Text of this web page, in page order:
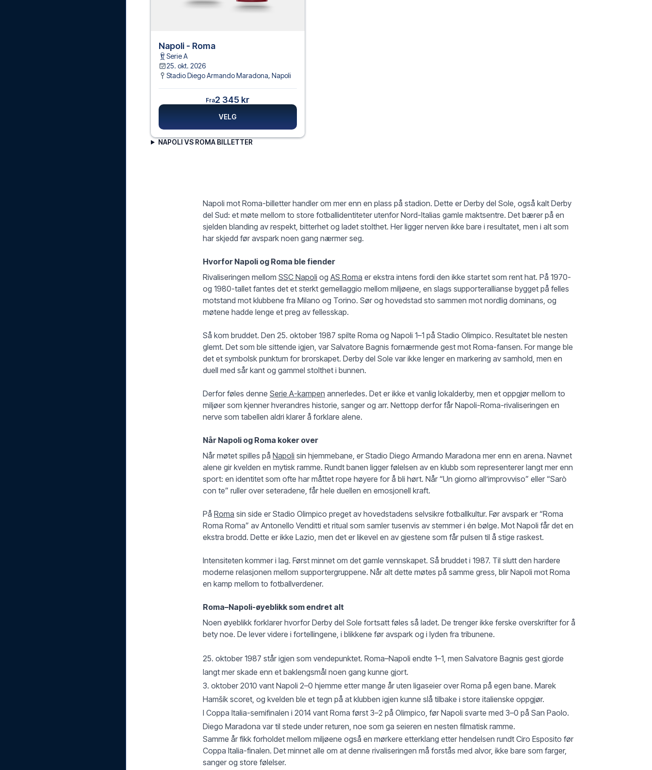
Napoli - Roma
Serie A
25. okt. 2026
Stadio Diego Armando Maradona, Napoli
Fra2 345 kr
VELG
NAPOLI VS ROMA BILLETTER
Napoli mot Roma-billetter handler om mer enn en plass på stadion. Dette er Derby del Sole, også kalt Derby
del Sud: et møte mellom to store fotballidentiteter utenfor Nord-Italias gamle maktsentre. Det bærer på en
sjelden blanding av respekt, bitterhet og ladet stolthet. Her ligger nerven ikke bare i resultatet, men i alt som
har skjedd før avspark noen gang nærmer seg.
Hvorfor Napoli og Roma ble fiender
Rivaliseringen mellom SSC Napoli og AS Roma er ekstra intens fordi den ikke startet som rent hat. På 1970-
og 1980-tallet fantes det et sterkt gemellaggio mellom miljøene, en slags supporterallianse bygget på felles
motstand mot klubbene fra Milano og Torino. Sør og hovedstad sto sammen mot nordlig dominans, og
møtene hadde lenge et preg av fellesskap.
Så kom bruddet. Den 25. oktober 1987 spilte Roma og Napoli 1–1 på Stadio Olimpico. Resultatet ble nesten
glemt. Det som ble sittende igjen, var Salvatore Bagnis fornærmende gest mot Roma-fansen. For mange ble
det et symbolsk punktum for brorskapet. Derby del Sole var ikke lenger en markering av samhold, men en
duell med sår kant og gammel stolthet i bunnen.
Derfor føles denne Serie A-kampen annerledes. Det er ikke et vanlig lokalderby, men et oppgjør mellom to
miljøer som kjenner hverandres historie, sanger og arr. Nettopp derfor får Napoli-Roma-rivaliseringen en
nerve som tabellen aldri klarer å forklare alene.
Når Napoli og Roma koker over
Når møtet spilles på Napoli sin hjemmebane, er Stadio Diego Armando Maradona mer enn en arena. Navnet
alene gir kvelden en mytisk ramme. Rundt banen ligger følelsen av en klubb som representerer langt mer enn
sport: en identitet som ofte har måttet rope høyere for å bli hørt. Når “Un giorno all’improvviso” eller “Sarò
con te” ruller over seteradene, får hele duellen en emosjonell kraft.
På Roma sin side er Stadio Olimpico preget av hovedstadens selvsikre fotballkultur. Før avspark er “Roma
Roma Roma” av Antonello Venditti et ritual som samler tusenvis av stemmer i én bølge. Mot Napoli får det en
ekstra brodd. Dette er ikke Lazio, men det er likevel en av gjestene som får pulsen til å stige raskest.
Intensiteten kommer i lag. Først minnet om det gamle vennskapet. Så bruddet i 1987. Til slutt den hardere
moderne relasjonen mellom supportergruppene. Når alt dette møtes på samme gress, blir Napoli mot Roma
en kamp mellom to fotballverdener.
Roma–Napoli-øyeblikk som endret alt
Noen øyeblikk forklarer hvorfor Derby del Sole fortsatt føles så ladet. De trenger ikke ferske overskrifter for å
bety noe. De lever videre i fortellingene, i blikkene før avspark og i lyden fra tribunene.
25. oktober 1987 står igjen som vendepunktet. Roma–Napoli endte 1–1, men Salvatore Bagnis gest gjorde
langt mer skade enn et baklengsmål noen gang kunne gjort.
3. oktober 2010 vant Napoli 2–0 hjemme etter mange år uten ligaseier over Roma på egen bane. Marek
Hamšík scoret, og kvelden ble et tegn på at klubben igjen kunne slå tilbake i store italienske oppgjør.
I Coppa Italia-semifinalen i 2014 vant Roma først 3–2 på Olimpico, før Napoli svarte med 3–0 på San Paolo.
Diego Maradona var til stede under returen, noe som ga seieren en nesten filmatisk ramme.
Samme år fikk forholdet mellom miljøene også en mørkere etterklang etter hendelsen rundt Ciro Esposito før
Coppa Italia-finalen. Det minnet alle om at denne rivaliseringen må forstås med alvor, ikke bare som farger,
sanger og store følelser.